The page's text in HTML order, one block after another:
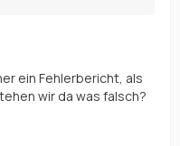
ein Fehlerbericht, als
wir da was falsch?